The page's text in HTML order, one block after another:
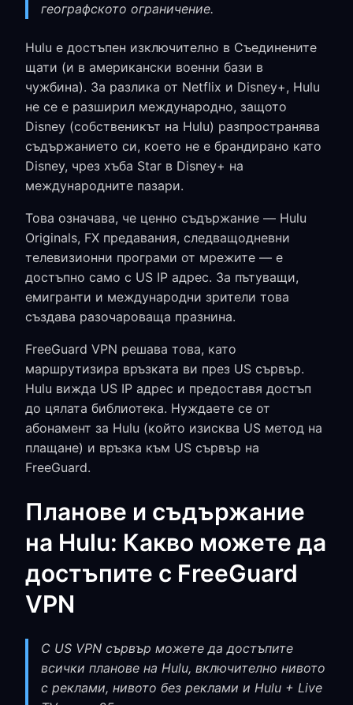
географското ограничение.
Hulu е достъпен изключително в Съединените
щати (и в американски военни бази в
чужбина). За разлика от Netflix и Disney+, Hulu
не се е разширил международно, защото
Disney (собственикът на Hulu) разпространява
съдържанието си, което не е брандирано като
Disney, чрез хъба Star в Disney+ на
международните пазари.
Това означава, че ценно съдържание — Hulu
Originals, FX предавания, следващодневни
телевизионни програми от мрежите — е
достъпно само с US IP адрес. За пътуващи,
емигранти и международни зрители това
създава разочароваща празнина.
FreeGuard VPN решава това, като
маршрутизира връзката ви през US сървър.
Hulu вижда US IP адрес и предоставя достъп
до цялата библиотека. Нуждаете се от
абонамент за Hulu (който изисква US метод на
плащане) и връзка към US сървър на
FreeGuard.
Планове и съдържание
на Hulu: Какво можете да
достъпите с FreeGuard
VPN
С US VPN сървър можете да достъпите
всички планове на Hulu, включително нивото
с реклами, нивото без реклами и Hulu + Live